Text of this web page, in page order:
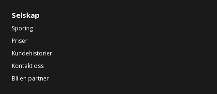
Selskap
Sporing
Priser
Kundehistorier
Kontakt oss
Bli en partner